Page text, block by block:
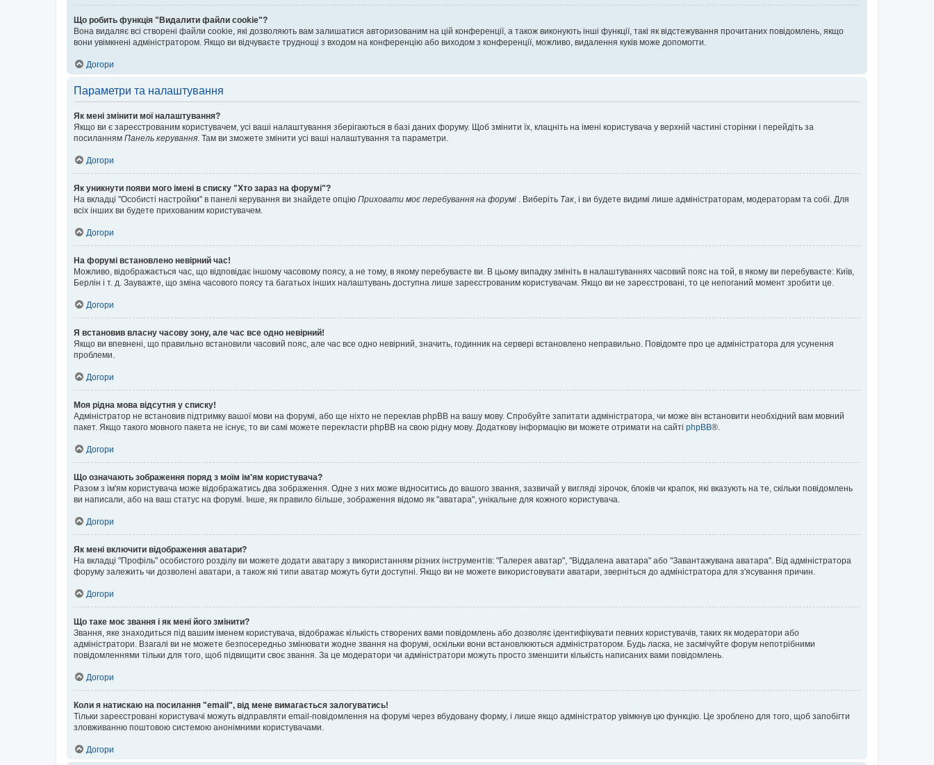
Що робить функція "Видалити файли cookie"?
Вона видаляє всі створені файли cookie, які дозволяють вам залишатися авторизованим на цій конференції, а також виконують інші функції, такі як відстежування прочитаних повідомлень, якщо
вони увімкнені адміністратором. Якщо ви відчуваєте труднощі з входом на конференцію або виходом з конференції, можливо, видалення куків може допомогти.
Догори
Параметри та налаштування
Як мені змінити мої налаштування?
Якщо ви є зареєстрованим користувачем, усі ваші налаштування зберігаються в базі даних форуму. Щоб змінити їх, клацніть на імені користувача у верхній частині сторінки і перейдіть за
посиланням Панель керування. Там ви зможете змінити усі ваші налаштування та параметри.
Догори
Як уникнути появи мого імені в списку "Хто зараз на форумі"?
На вкладці "Особисті настройки" в панелі керування ви знайдете опцію Приховати моє перебування на форумі . Виберіть Так, і ви будете видимі лише адміністраторам, модераторам та собі. Для
всіх інших ви будете прихованим користувачем.
Догори
На форумі встановлено невірний час!
Можливо, відображається час, що відповідає іншому часовому поясу, а не тому, в якому перебуваєте ви. В цьому випадку змініть в налаштуваннях часовий пояс на той, в якому ви перебуваєте: Київ,
Берлін і т. д. Зауважте, що зміна часового поясу та багатьох інших налаштувань доступна лише зареєстрованим користувачам. Якщо ви не зареєстровані, то це непоганий момент зробити це.
Догори
Я встановив власну часову зону, але час все одно невірний!
Якщо ви впевнені, що правильно встановили часовий пояс, але час все одно невірний, значить, годинник на сервері встановлено неправильно. Повідомте про це адміністратора для усунення
проблеми.
Догори
Моя рідна мова відсутня у списку!
Адміністратор не встановив підтримку вашої мови на форумі, або ще ніхто не переклав phpBB на вашу мову. Спробуйте запитати адміністратора, чи може він встановити необхідний вам мовний
пакет. Якщо такого мовного пакета не існує, то ви самі можете перекласти phpBB на свою рідну мову. Додаткову інформацію ви можете отримати на сайті phpBB®.
Догори
Що означають зображення поряд з моїм ім'ям користувача?
Разом з ім'ям користувача може відображатись два зображення. Одне з них може відноситись до вашого звання, зазвичай у вигляді зірочок, блоків чи крапок, які вказують на те, скільки повідомлень
ви написали, або на ваш статус на форумі. Інше, як правило більше, зображення відомо як "аватара", унікальне для кожного користувача.
Догори
Як мені включити відображення аватари?
На вкладці "Профіль" особистого розділу ви можете додати аватару з використанням різних інструментів: "Галерея аватар", "Віддалена аватара" або "Завантажувана аватара". Від адміністратора
форуму залежить чи дозволені аватари, а також які типи аватар можуть бути доступні. Якщо ви не можете використовувати аватари, зверніться до адміністратора для з'ясування причин.
Догори
Що таке моє звання і як мені його змінити?
Звання, яке знаходиться під вашим іменем користувача, відображає кількість створених вами повідомлень або дозволяє ідентифікувати певних користувачів, таких як модератори або
адміністратори. Взагалі ви не можете безпосередньо змінювати жодне звання на форумі, оскільки вони встановлюються адміністратором. Будь ласка, не засмічуйте форум непотрібними
повідомленнями тільки для того, щоб підвищити своє звання. За це модератори чи адміністратори можуть просто зменшити кількість написаних вами повідомлень.
Догори
Коли я натискаю на посилання "email", від мене вимагається залогуватись!
Тільки зареєстровані користувачі можуть відправляти email-повідомлення на форумі через вбудовану форму, і лише якщо адміністратор увімкнув цю функцію. Це зроблено для того, щоб запобігти
зловживанню поштовою системою анонімними користувачами.
Догори